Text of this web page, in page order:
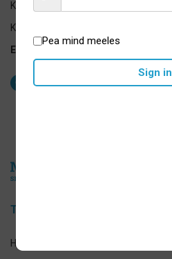
Keskuse 16, Tallinn 12911
Kliendipäringutele vastame:
E-R 9:00-17:00
Tootekategooriad
Hambaharjad- pastad ja suuveed
Pea mind meeles
Sign in